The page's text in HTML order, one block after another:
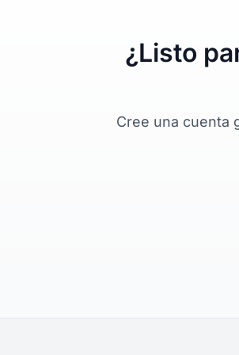
¿Listo
Cree una cuenta